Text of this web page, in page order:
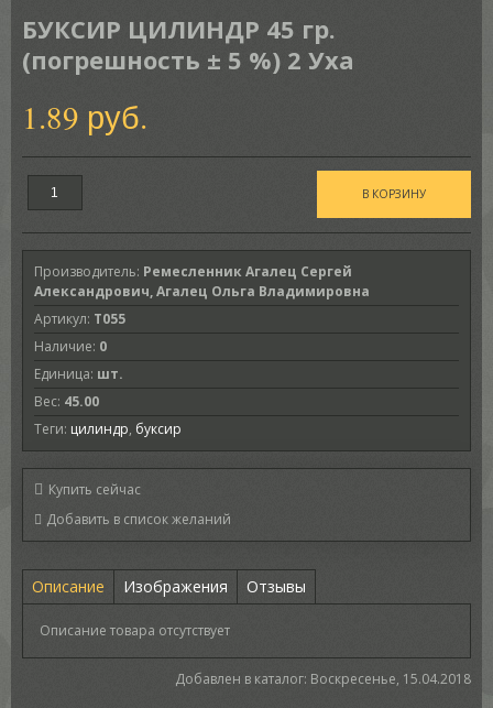
БУКСИР ЦИЛИНДР 45 гр.
(погрешность ± 5 %) 2 Уха
1.89 руб.
Производитель: Ремесленник Агалец Сергей
Александрович, Агалец Ольга Владимировна
Артикул: T055
Наличие: 0
Единица: шт.
Вес: 45.00
Теги: цилиндр, буксир
Купить сейчас
Описание Изображения Отзывы
Описание товара отсутствует
Добавлен в каталог: Воскресенье, 15.04.2018